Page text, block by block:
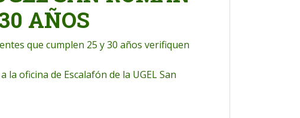
AÑOS
que cumplen 25 y 30 años verifiquen
oficina de Escalafón de la UGEL San